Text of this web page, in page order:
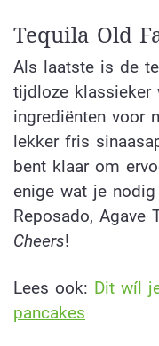
Tequila Old
Als laatste is de
tijdloze klassieker
ingrediënten voor
lekker fris
bent klaar om
enige wat je
Reposado, Agave
Cheers!
Lees ook: Dit wíl
pancakes